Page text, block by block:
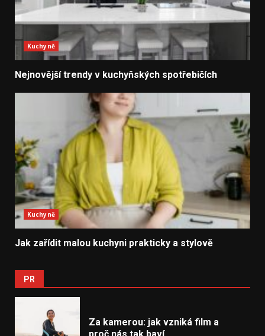
Kuchyně
Nejnovější trendy v kuchyňských spotřebičích
Kuchyně
Jak zařídit malou kuchyni prakticky a stylově
PR
Za kamerou: jak vzniká film a
proč nás tak baví